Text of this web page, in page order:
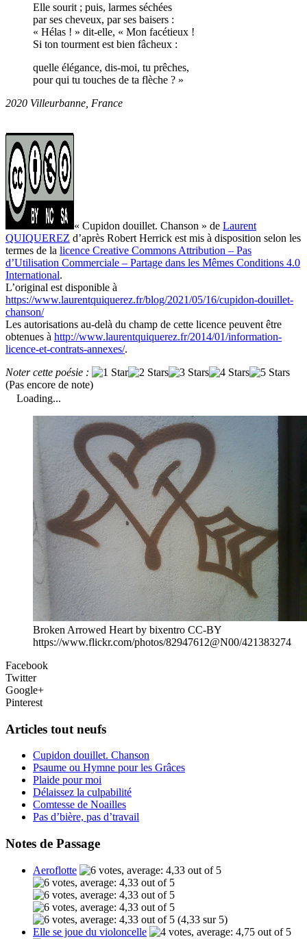
Elle sourit ; puis, larmes séchées
par ses cheveux, par ses baisers :
« Hélas ! » dit-elle, « Mon facétieux !
Si ton tourment est bien fâcheux :
quelle élégance, dis-moi, tu prêches,
pour qui tu touches de ta flèche ? »
2020 Villeurbanne, France
« Cupidon douillet. Chanson » de Laurent
QUIQUEREZ d’après Robert Herrick est mis à disposition selon les
termes de la licence Creative Commons Attribution – Pas
d’Utilisation Commerciale – Partage dans les Mêmes Conditions 4.0
International.
L’original est disponible à
https://www.laurentquiquerez.fr/blog/2021/05/16/cupidon-douillet-
chanson/
Les autorisations au-delà du champ de cette licence peuvent être
obtenues à http://www.laurentquiquerez.fr/2014/01/information-
licence-et-contrats-annexes/.
Noter cette poésie :
(Pas encore de note)
Loading...
Broken Arrowed Heart by bixentro CC-BY
https://www.flickr.com/photos/82947612@N00/421383274
Facebook
Twitter
Google+
Pinterest
Articles tout neufs
Cupidon douillet. Chanson
Psaume ou Hymne pour les Grâces
Plaide pour moi
Délaissez la culpabilité
Comtesse de Noailles
Pas d’bière, pas d’travail
Notes de Passage
Aeroflotte
(4,33 sur 5)
Elle se joue du violoncelle